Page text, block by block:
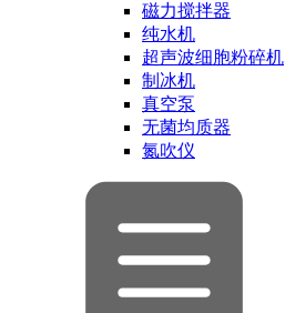
磁力搅拌器
纯水机
超声波细胞粉碎机
制冰机
真空泵
无菌均质器
氮吹仪